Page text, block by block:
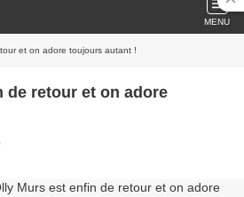
MENU
et on adore toujours autant !
de retour et on adore